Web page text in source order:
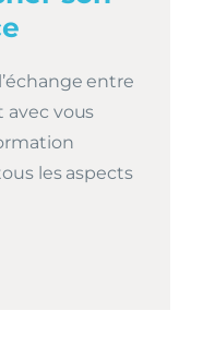
entre
avec vous
les aspects